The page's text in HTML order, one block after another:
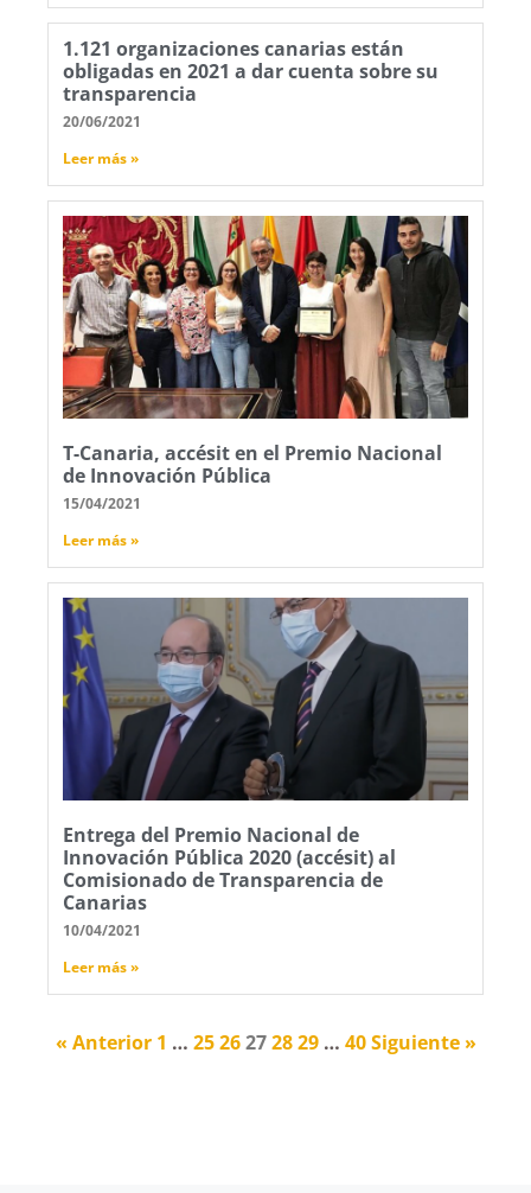
1.121 organizaciones canarias están
obligadas en 2021 a dar cuenta sobre su
transparencia
20/06/2021
Leer más »
T-Canaria, accésit en el Premio Nacional
de Innovación Pública
15/04/2021
Leer más »
Entrega del Premio Nacional de
Innovación Pública 2020 (accésit) al
Comisionado de Transparencia de
Canarias
10/04/2021
Leer más »
« Anterior 1 … 25 26 27 28 29 … 40 Siguiente »